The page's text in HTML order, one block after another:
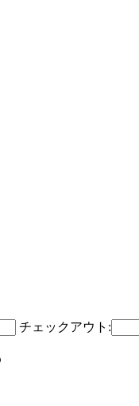
チェックアウト: